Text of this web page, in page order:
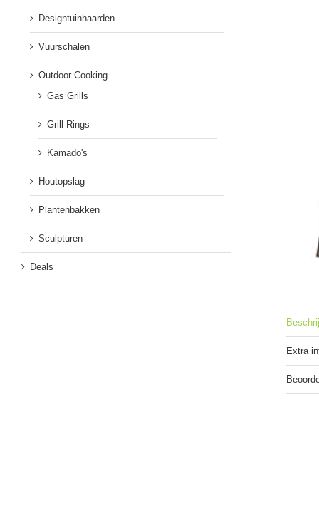
Extra
Designtuinhaarden
Vuurschalen
Outdoor Cooking
Gas Grills
Grill Rings
Kamado's
Houtopslag
Plantenbakken
Sculpturen
Deals